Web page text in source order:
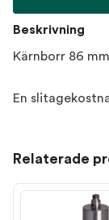
Beskrivning
Kärnborr 86
En
Relaterade